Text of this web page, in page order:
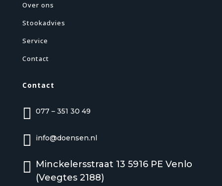
Over ons
Stookadvies
Service
Contact
Contact
 077 – 351 30 49
 info@doensen.nl
 Minckelersstraat 13 5916 PE Venlo
(Veegtes 2188)